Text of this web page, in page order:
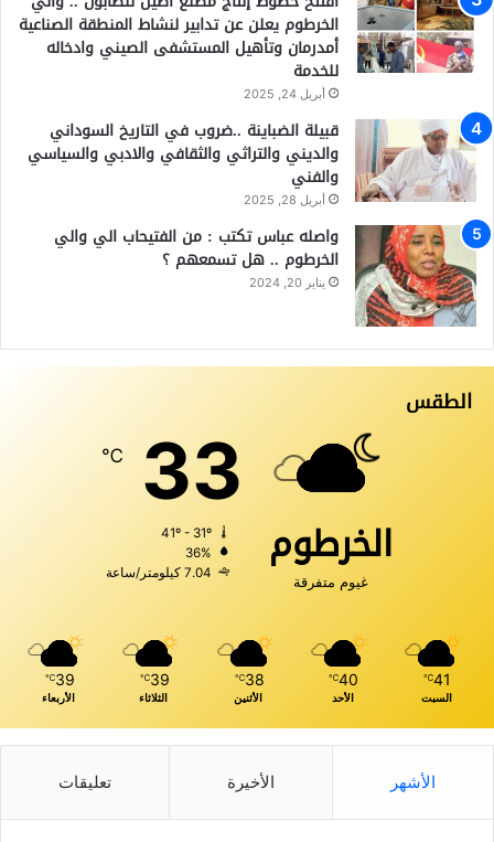
الخرطوم يعلن عن تدابير لنشاط المنطقة الصناعية
أمدرمان وتأهيل المستشفى الصيني وادخاله
للخدمة
أبريل 24, 2025
قبيلة الضباينة ..ضروب في التاريخ السوداني
والديني والتراثي والثقافي والادبي والسياسي
والفني
أبريل 28, 2025
واصله عباس تكتب : من الفتيحاب الي والي
الخرطوم .. هل تسمعهم ؟
يناير 20, 2024
الطقس
الخرطوم
غيوم متفرقة
33
℃
36%
7.04 كيلومتر/ساعة
41
℃
السبت
40
℃
الأحد
38
℃
الأثنين
39
℃
الثلاثاء
39
℃
الأربعاء
الأشهر الأخيرة تعليقات